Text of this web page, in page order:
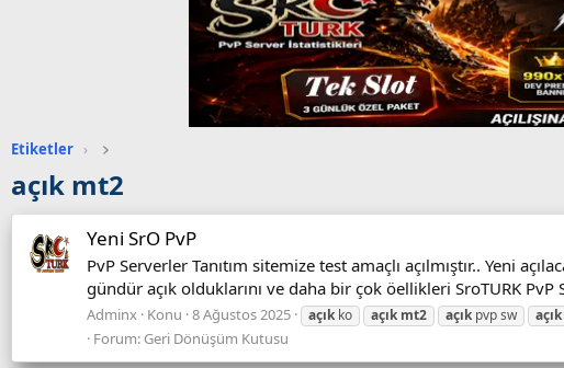
Etiketler ›
açık mt2
Yeni SrO PvP
PvP Serverler Tanıtım sitemize test amaçlı açılmıştır.. Yeni
gündür açık olduklarını ve daha bir çok öellikleri SroTURK PvP
Adminx Konu 8 Ağustos 2025 açık ko açık mt2 açık pvp sw açık
Forum: Geri Dönüşüm Kutusu